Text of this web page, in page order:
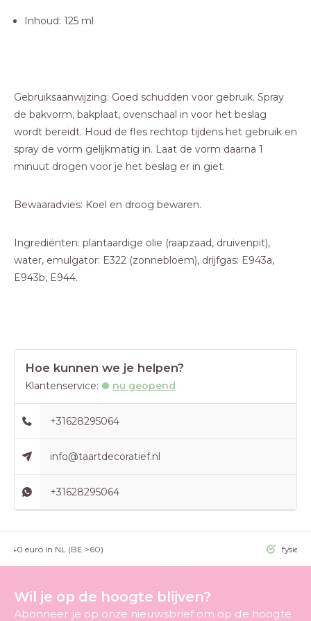
Inhoud: 125 ml
Gebruiksaanwijzing: Goed schudden voor gebruik. Spray
de bakvorm, bakplaat, ovenschaal in voor het beslag
wordt bereidt. Houd de fles rechtop tijdens het gebruik en
spray de vorm gelijkmatig in. Laat de vorm daarna 1
minuut drogen voor je het beslag er in giet.
Bewaaradvies: Koel en droog bewaren.
Ingrediënten: plantaardige olie (raapzaad, druivenpit),
water, emulgator: E322 (zonnebloem), drijfgas: E943a,
E943b, E944.
Hoe kunnen we je helpen?
Klantenservice: nu geopend
+31628295064
info@taartdecoratief.nl
+31628295064
>40 euro in NL (BE >60) fysieke
Wil je op de hoogte blijven?
Abonneer je op onze nieuwsbrief om op de hoogte